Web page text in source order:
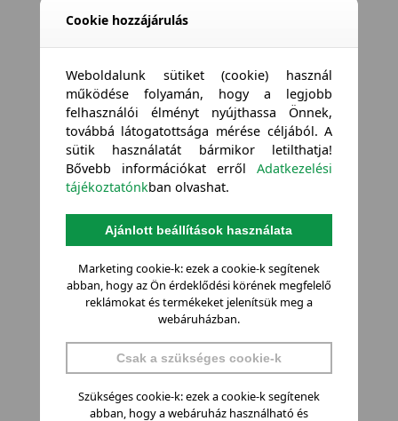
Cookie hozzájárulás
Weboldalunk sütiket (cookie) használ
működése folyamán, hogy a legjobb
felhasználói élményt nyújthassa Önnek,
továbbá látogatottsága mérése céljából. A
sütik használatát bármikor letilthatja!
Bővebb információkat errőlAdatkezelési
tájékoztatónkban olvashat.
Ajánlott beállítások használata
Marketing cookie-k: ezek a cookie-k segítenek
abban, hogy az Ön érdeklődési körének megfelelő
reklámokat és termékeket jelenítsük meg a
webáruházban.
Csak a szükséges cookie-k
Szükséges cookie-k: ezek a cookie-k segítenek
abban, hogy a webáruház használható és